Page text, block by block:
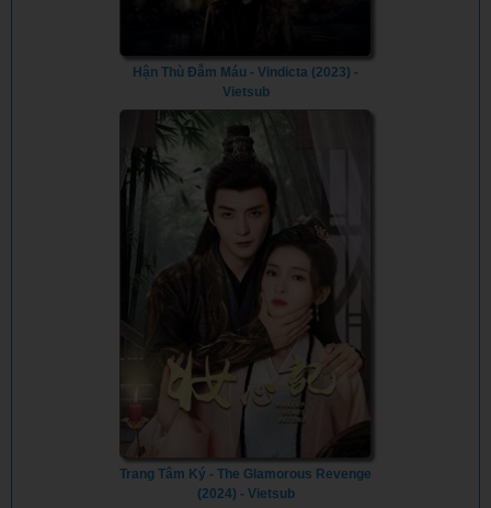
Hận Thù Đẫm Máu - Vindicta (2023) -
Vietsub
Trang Tâm Ký - The Glamorous Revenge
(2024) - Vietsub